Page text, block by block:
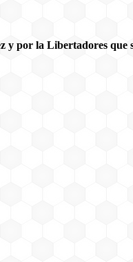
y por la Libertadores